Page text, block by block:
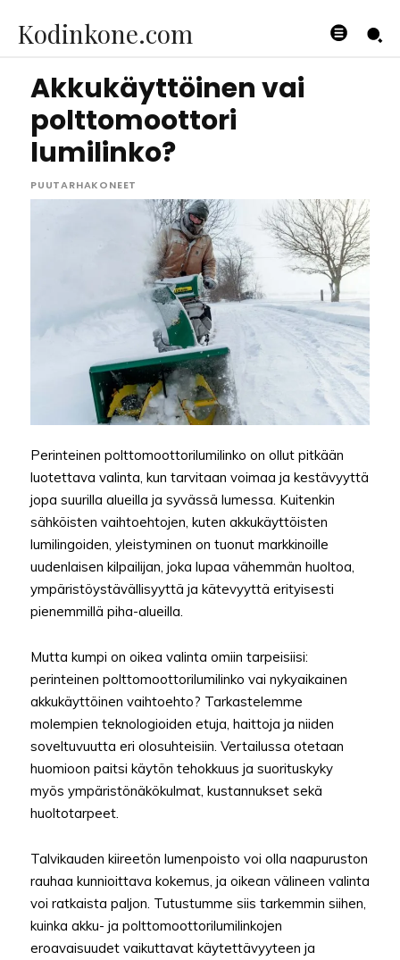
Kodinkone.com
Akkukäyttöinen vai
polttomoottori
lumilinko?
PUUTARHAKONEET
Perinteinen polttomoottorilumilinko on ollut pitkään
luotettava valinta, kun tarvitaan voimaa ja kestävyyttä
jopa suurilla alueilla ja syvässä lumessa. Kuitenkin
sähköisten vaihtoehtojen, kuten akkukäyttöisten
lumilingoiden, yleistyminen on tuonut markkinoille
uudenlaisen kilpailijan, joka lupaa vähemmän huoltoa,
ympäristöystävällisyyttä ja kätevyyttä erityisesti
pienemmillä piha-alueilla.
Mutta kumpi on oikea valinta omiin tarpeisiisi:
perinteinen polttomoottorilumilinko vai nykyaikainen
akkukäyttöinen vaihtoehto? Tarkastelemme
molempien teknologioiden etuja, haittoja ja niiden
soveltuvuutta eri olosuhteisiin. Vertailussa otetaan
huomioon paitsi käytön tehokkuus ja suorituskyky
myös ympäristönäkökulmat, kustannukset sekä
huoltotarpeet.
Talvikauden kiireetön lumenpoisto voi olla naapuruston
rauhaa kunnioittava kokemus, ja oikean välineen valinta
voi ratkaista paljon. Tutustumme siis tarkemmin siihen,
kuinka akku- ja polttomoottorilumilinkojen
eroavaisuudet vaikuttavat käytettävyyteen ja